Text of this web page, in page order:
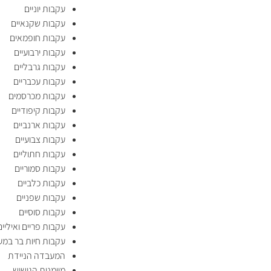
עקבות יוניים
עקבות שקנאיים
עקבות חופמאים
עקבות ירבועיים
עקבות גרבליים
עקבות עכבריים
עקבות מכרסמים
עקבות קיפודיים
עקבות ארנביים
עקבות צבועיים
עקבות חתוליים
עקבות סמוריים
עקבות כלביים
עקבות שפניים
עקבות סוסיים
עקבות פריים
עקבות חיות בר
המעבדה הניידת